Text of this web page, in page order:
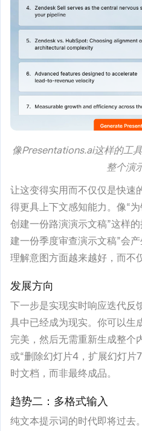
像Presentations.ai这样的工
整个演
让这变得实用而不仅仅是快速
得更具上下文感知能力。像“
创建一份路演演示文稿”这样
建一份季度审查演示文稿”会
理解意图方面越来越好，而不
发展方向
下一步是实现实时响应迭代反
具中已经成为现实。你可以生
完美，然后无需重新生成整个
或“删除幻灯片4，扩展幻灯片
时文档，而非最终成品。
趋势二：多格式输入
纯文本提示词的时代即将过